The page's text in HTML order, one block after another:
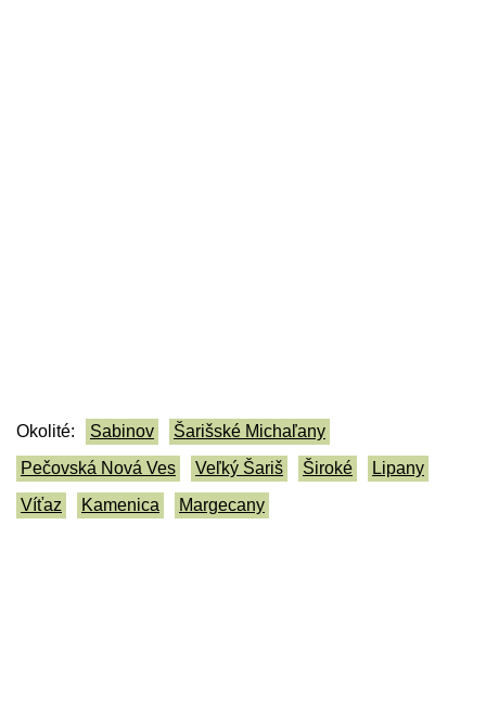
Okolité: Sabinov
Šarišské Michaľany
Pečovská Nová Ves
Veľký Šariš Široké
Lipany
Víťaz
Kamenica Margecany